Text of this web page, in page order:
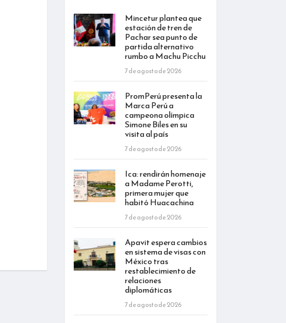
Mincetur plantea que
estación de tren de
Pachar sea punto de
partida alternativo
rumbo a Machu Picchu
7 de agosto de 2026
PromPerú presenta la
Marca Perú a
campeona olímpica
Simone Biles en su
visita al país
7 de agosto de 2026
Ica: rendirán homenaje
a Madame Perotti,
primera mujer que
habitó Huacachina
7 de agosto de 2026
Apavit espera cambios
en sistema de visas con
México tras
restablecimiento de
relaciones
diplomáticas
7 de agosto de 2026